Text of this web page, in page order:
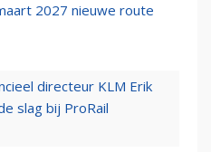
2027 nieuwe route
directeur KLM Erik
slag bij ProRail